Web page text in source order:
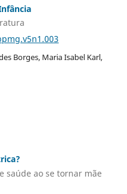
Borges, Maria Isabel Karl,
saúde ao se tornar mãe